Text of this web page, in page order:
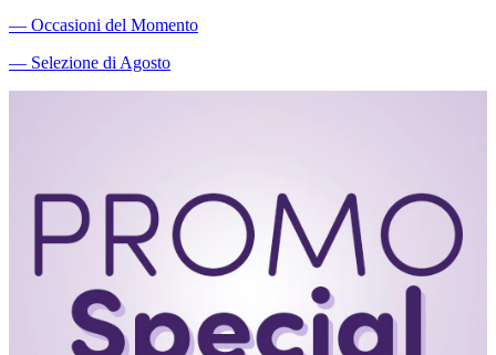
― Occasioni del Momento
― Selezione di Agosto